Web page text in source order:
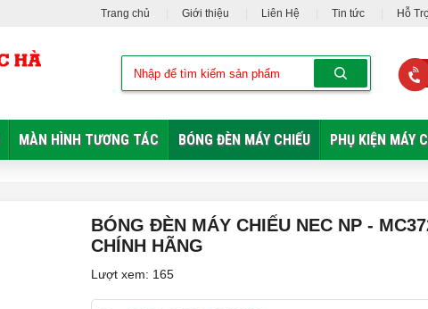
Trang chủ Giới thiệu Liên Hệ Tin tức Hỗ
MÀN HÌNH TƯƠNG TÁC BÓNG ĐÈN MÁY CHIẾU PHỤ KIỆN MÁY
BÓNG ĐÈN MÁY CHIẾU NEC NP -
CHÍNH HÃNG
Lượt xem: 165